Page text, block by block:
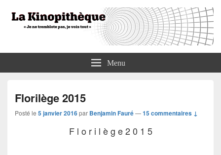
La KinopithèqueMenu
Florilège 2015
Posté le 5 janvier 2016par Benjamin Fauré—15 commentaires ↓
F l o r i l è g e 2 0 1 5